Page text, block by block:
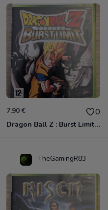
7.90 € 0
Dragon Ball Z : Burst Limit Xbox 360
TheGamingR83